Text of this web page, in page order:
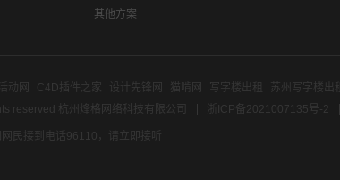
其他方案
活动网 C4D插件之家 设计先锋网 猫啃网 写字楼出租 苏州写字楼出租
reserved 杭州烽格网络科技有限公司
浙ICP备2021007135号-2
民接到电话96110，请立即接听